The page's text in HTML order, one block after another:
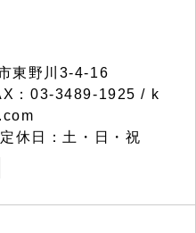
東野川3-4-16
：03-3489-1925 / k
休日：土・日・祝